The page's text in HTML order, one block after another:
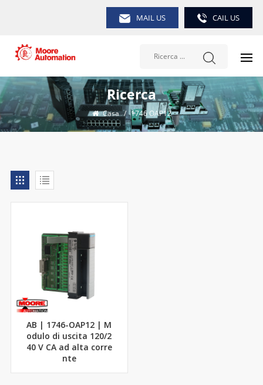
MAIL US CAIL US
Ricerca
Casa / 1746 OAP12
AB | 1746-OAP12 | M
odulo di uscita 120/2
40 V CA ad alta corre
nte